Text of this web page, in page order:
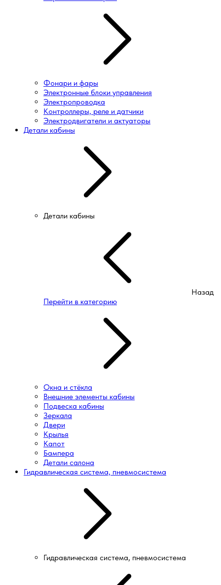
Фонари и фары
Электронные блоки управления
Электропроводка
Контроллеры, реле и датчики
Электродвигатели и актуаторы
Детали кабины
Детали кабины
Назад
Перейти в категорию
Окна и стёкла
Внешние элементы кабины
Подвеска кабины
Зеркала
Двери
Крылья
Капот
Бампера
Детали салона
Гидравлическая система, пневмосистема
Гидравлическая система, пневмосистема